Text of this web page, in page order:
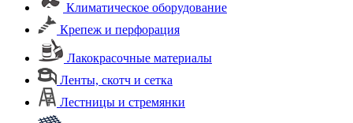
Климатическое оборудование
Крепеж и перфорация
Лакокрасочные материалы
Ленты, скотч и сетка
Лестницы и стремянки